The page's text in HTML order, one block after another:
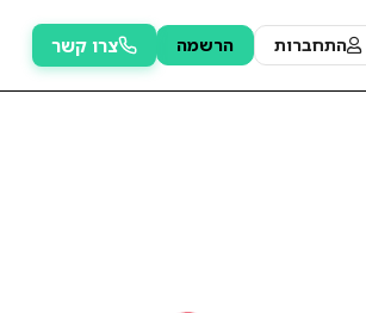
התחברות הרשמה צרו קשר